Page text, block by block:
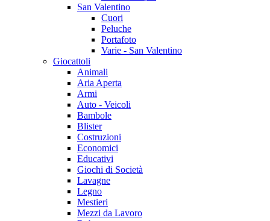
San Valentino
Cuori
Peluche
Portafoto
Varie - San Valentino
Giocattoli
Animali
Aria Aperta
Armi
Auto - Veicoli
Bambole
Blister
Costruzioni
Economici
Educativi
Giochi di Società
Lavagne
Legno
Mestieri
Mezzi da Lavoro